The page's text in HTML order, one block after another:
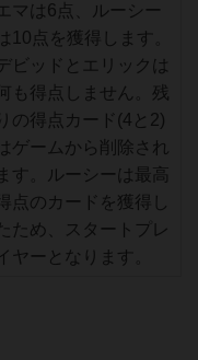
マは6点、ルーシー
10点を獲得します。
ビッドとエリックは
も得点しません。残
りの得点カード(4と2)
ゲームから削除され
ます。ルーシーは最高
点のカードを獲得し
ため、スタートプレ
ヤーとなります。